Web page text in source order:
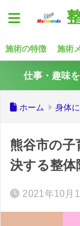
施術の特徴 施術
仕事・趣味
ホーム 身体
熊谷市の
決する整体
2021年10月